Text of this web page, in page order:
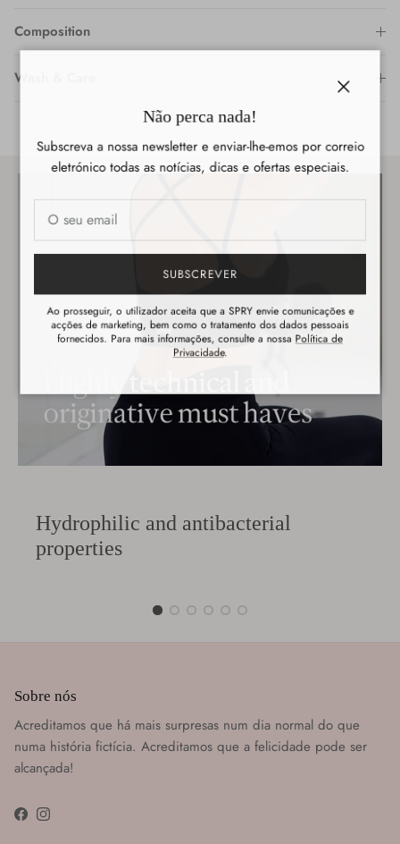
Composition
Wash & Care
Hydrophilic and antibacterial
properties
Sobre nós
Acreditamos que há mais surpresas num dia normal do que
numa história fictícia. Acreditamos que a felicidade pode ser
alcançada!
FacebookInstagram
Não perca nada!
Subscreva a nossa newsletter e enviar-lhe-emos por correio
eletrónico todas as notícias, dicas e ofertas especiais.
SUBSCREVER
Ao prosseguir, o utilizador aceita que a SPRY envie comunicações e
acções de marketing, bem como o tratamento dos dados pessoais
fornecidos. Para mais informações, consulte a nossaPolítica de
Privacidade.